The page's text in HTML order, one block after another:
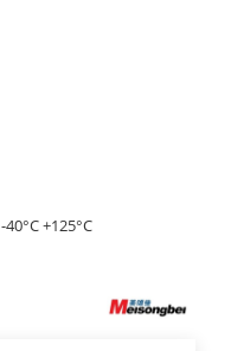
-40°C +125°C